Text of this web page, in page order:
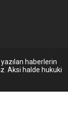
haberlerin
Aksi halde hukuki